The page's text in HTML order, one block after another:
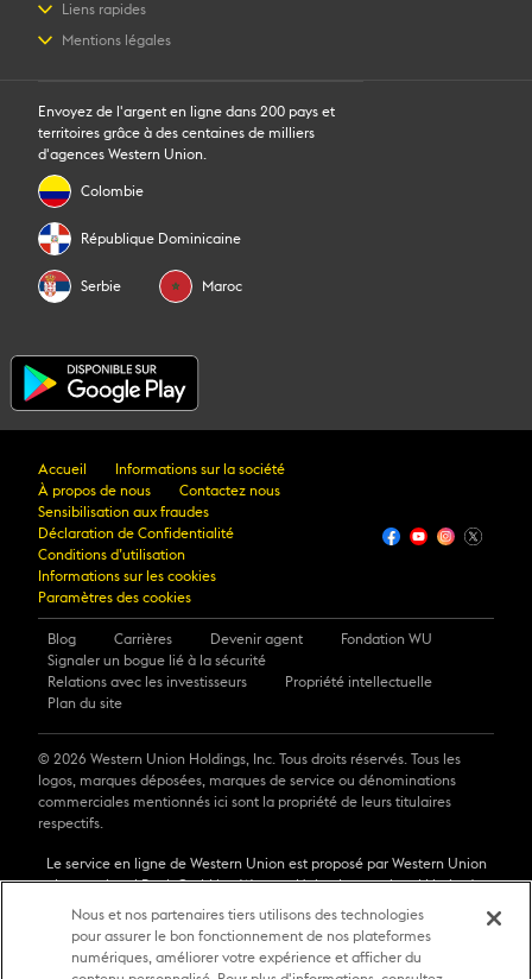
Calculer un prix
Suivre un transfert
Convertisseur de devises
Foire aux questions
Sensibilisation aux fraudes
Liens rapides
Se connecter / S’inscrire
Demande d'historique de transfert
Mentions légales
Conditions d’utilisation
Informations sur les cookies
Envoyez de l'argent en ligne dans 200 pays et
territoires grâce à des centaines de milliers
d'agences Western Union.
Colombie
République Dominicaine
Serbie Maroc
Accueil
Informations sur la société
À propos de nous
Contactez nous
Sensibilisation aux fraudes
Déclaration de Confidentialité
Conditions d’utilisation
Informations sur les cookies
Paramètres des cookies
Blog Carrières Devenir agent
Fondation WU
Signaler un bogue lié à la sécurité
Relations avec les investisseurs
Propriété intellectuelle
Plan du site
© 2026 Western Union Holdings, Inc. Tous droits réservés. Tous les
logos, marques déposées, marques de service ou dénominations
commerciales mentionnés ici sont la propriété de leurs titulaires
respectifs.
Le service en ligne de Western Union est proposé par Western Union
International Bank GmbH et Western Union International Limited.
Western Union International Bank GmbH, exerçant sous le nom de
Western Union International Bank, est titulaire d’une licence délivrée
par l’autorité autrichienne de supervision financière (FMA) sise en
Autriche.
Nous et nos partenaires tiers utilisons des technologies
pour assurer le bon fonctionnement de nos plateformes
numériques, améliorer votre expérience et afficher du